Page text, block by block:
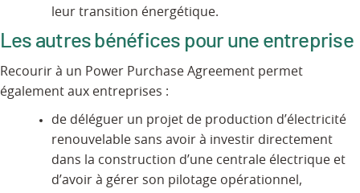
leur transition énergétique.
Les autres bénéfices pour une entreprise
Recourir à un Power Purchase Agreement permet
également aux entreprises :
de déléguer un projet de production d’électricité
renouvelable sans avoir à investir directement
dans la construction d’une centrale électrique et
d’avoir à gérer son pilotage opérationnel,